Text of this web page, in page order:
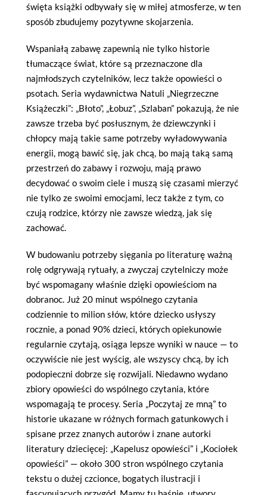
święta książki odbywały się w miłej atmosferze, w ten
sposób zbudujemy pozytywne skojarzenia.
Wspaniałą zabawę zapewnią nie tylko historie
tłumaczące świat, które są przeznaczone dla
najmłodszych czytelników, lecz także opowieści o
psotach. Seria wydawnictwa Natuli „Niegrzeczne
Książeczki”: „Błoto”, „Łobuz”, „Szlaban” pokazują, że nie
zawsze trzeba być posłusznym, że dziewczynki i
chłopcy mają takie same potrzeby wyładowywania
energii, mogą bawić się, jak chcą, bo mają taką samą
przestrzeń do zabawy i rozwoju, mają prawo
decydować o swoim ciele i muszą się czasami mierzyć
nie tylko ze swoimi emocjami, lecz także z tym, co
czują rodzice, którzy nie zawsze wiedzą, jak się
zachować.
W budowaniu potrzeby sięgania po literaturę ważną
rolę odgrywają rytuały, a zwyczaj czytelniczy może
być wspomagany właśnie dzięki opowieściom na
dobranoc. Już 20 minut wspólnego czytania
codziennie to milion słów, które dziecko usłyszy
rocznie, a ponad 90% dzieci, których opiekunowie
regularnie czytają, osiąga lepsze wyniki w nauce — to
oczywiście nie jest wyścig, ale wszyscy chcą, by ich
podopieczni dobrze się rozwijali. Niedawno wydano
zbiory opowieści do wspólnego czytania, które
wspomagają te procesy. Seria „Poczytaj ze mną” to
historie ukazane w różnych formach gatunkowych i
spisane przez znanych autorów i znane autorki
literatury dziecięcej: „Kapelusz opowieści” i „Kociołek
opowieści” — około 300 stron wspólnego czytania
tekstu o dużej czcionce, bogatych ilustracji i